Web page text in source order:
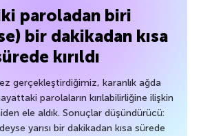
paroladan biri
bir dakikadan kısa
kırıldı
gerçekleştirdiğimiz, karanlık ağda
parolaların kırılabilirliğine ilişkin
ele aldık. Sonuçlar düşündürücü:
yarısı bir dakikadan kısa sürede